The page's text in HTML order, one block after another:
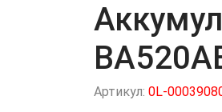
Артикул: 0L-